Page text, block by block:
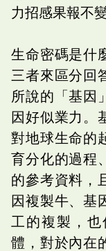
力招感果報不
生命密碼是什
三者來區分回
所說的「基因
因好似業力。
對地球生命的
育分化的過程
的參考資料，
因複製牛、基
工的複製，
體，對於內在